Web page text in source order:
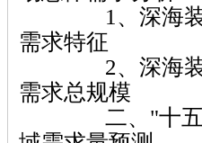
1、深海装备
需求特征
2、深海装备
需求总规模
二、"十五五"